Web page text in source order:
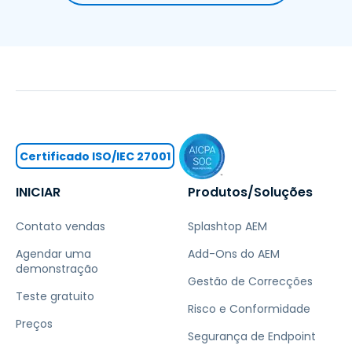
INICIAR
Contato vendas
Agendar uma
demonstração
Teste gratuito
Preços
Produtos/Soluções
Splashtop AEM
Add-Ons do AEM
Gestão de Correcções
Risco e Conformidade
Segurança de Endpoint
Certificado ISO/IEC 27001